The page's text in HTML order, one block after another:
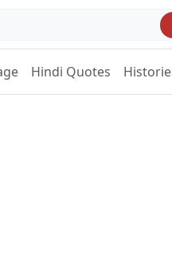
Hindi Quotes